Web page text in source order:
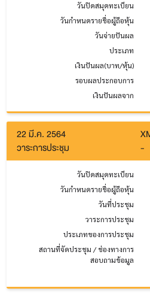
วันปิดสมุดทะเบียน
วันกำหนดรายชื่อผู้ถือหุ้น
วันจ่ายปันผล
ประเภท
เงินปันผล(บาท/หุ้น)
รอบผลประกอบการ
เงินปันผลจาก
22 มี.ค. 2564
วาระการประชุม
-
วันปิดสมุดทะเบียน
วันกำหนดรายชื่อผู้ถือหุ้น
วันที่ประชุม
วาระการประชุม
ประเภทของการประชุม
สถานที่จัดประชุม / ช่องทางการ
สอบถามข้อมูล